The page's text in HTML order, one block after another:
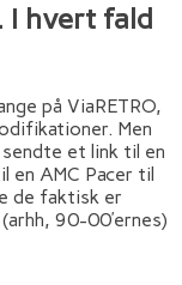
I hvert fald
på ViaRETRO,
Men
et link til en
AMC Pacer til
de faktisk er
90-00’ernes)